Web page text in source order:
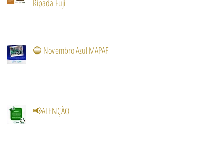
🔵 Novembro Azul MAPAF
📢ATENÇÃO